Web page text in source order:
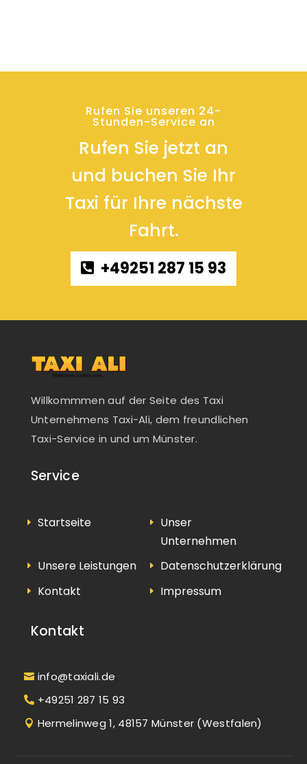
Rufen Sie unseren 24-
Stunden-Service an
Rufen Sie jetzt an
und buchen Sie Ihr
Taxi für Ihre nächste
Fahrt.
+49251 287 15 93
Willkommmen auf der Seite des Taxi
Unternehmens Taxi-Ali, dem freundlichen
Taxi-Service in und um Münster.
Service
Startseite
Unser
Unternehmen
Unsere Leistungen
Datenschutzerklärung
Kontakt
Impressum
Kontakt
info@taxiali.de
+49251 287 15 93
Hermelinweg 1, 48157 Münster (Westfalen)